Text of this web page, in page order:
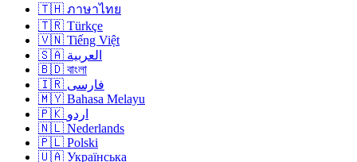
🇹🇭 ภาษาไทย
🇹🇷 Türkçe
🇻🇳 Tiếng Việt
🇸🇦 العربية
🇧🇩 বাংলা
🇮🇷 فارسی
🇲🇾 Bahasa Melayu
🇵🇰 اردو
🇳🇱 Nederlands
🇵🇱 Polski
🇺🇦 Українська